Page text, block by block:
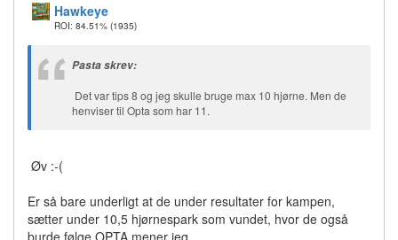
Hawkeye
ROI: 84.51% (1935)
Pasta skrev:
Det var tips 8 og jeg skulle bruge max 10 hjørne. Men de
henviser til Opta som har 11.
Øv :-(
Er så bare underligt at de under resultater for kampen,
sætter under 10,5 hjørnespark som vundet, hvor de også
burde følge OPTA mener jeg.